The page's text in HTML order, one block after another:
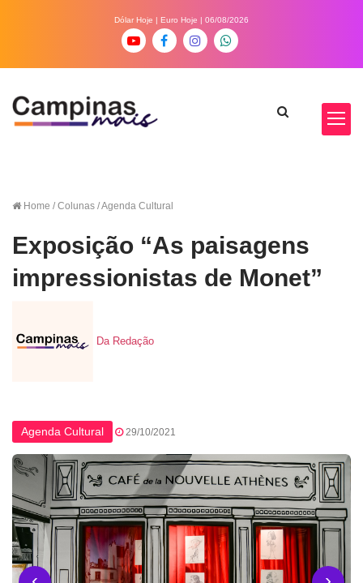
Dólar Hoje | Euro Hoje | 06/08/2026
Home / Colunas / Agenda Cultural
Exposição “As paisagens
impressionistas de Monet”
Da Redação
Agenda Cultural 29/10/2021